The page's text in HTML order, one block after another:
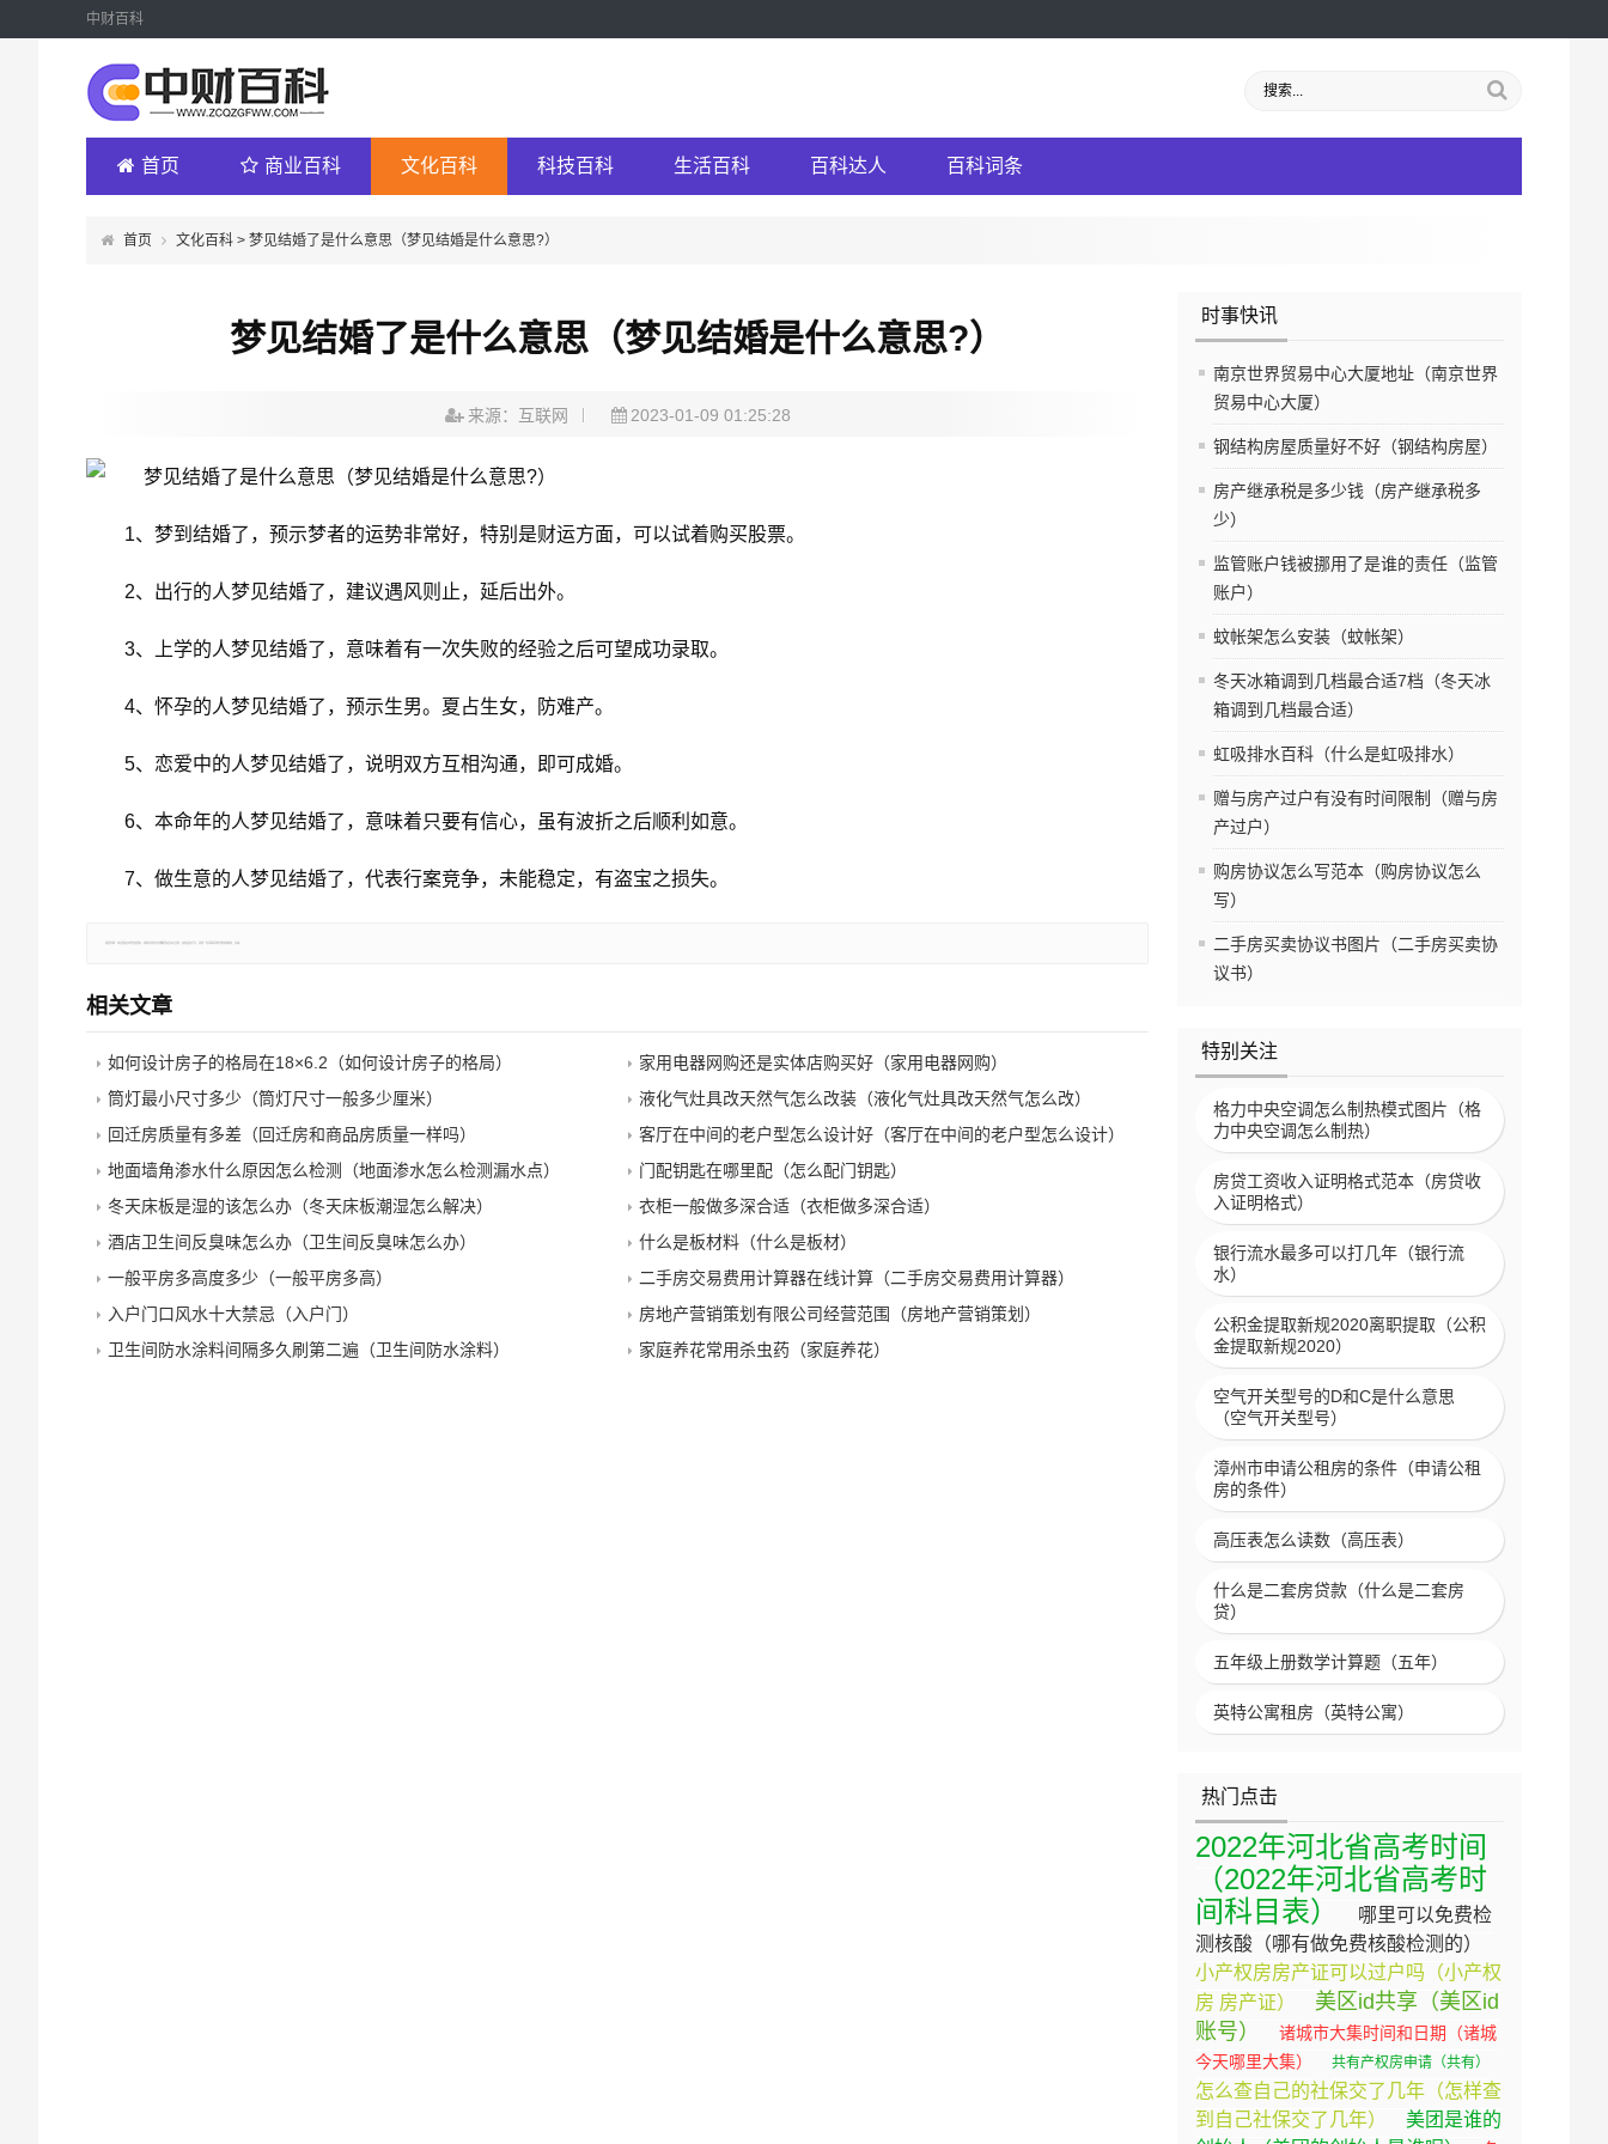
中财百科
首页 商业百科 文化百科 科技百科 生活百科 百科达人 百科词条
首页 文化百科 > 梦见结婚了是什么意思（梦见结婚是什么意思?）
时事快讯
南京世界贸易中心大厦地址（南京世界
贸易中心大厦）
钢结构房屋质量好不好（钢结构房屋）
房产继承税是多少钱（房产继承税多
少）
监管账户钱被挪用了是谁的责任（监管
账户）
蚊帐架怎么安装（蚊帐架）
冬天冰箱调到几档最合适7档（冬天冰
箱调到几档最合适）
虹吸排水百科（什么是虹吸排水）
赠与房产过户有没有时间限制（赠与房
产过户）
购房协议怎么写范本（购房协议怎么
写）
二手房买卖协议书图片（二手房买卖协
议书）
特别关注
格力中央空调怎么制热模式图片（格
力中央空调怎么制热）
房贷工资收入证明格式范本（房贷收
入证明格式）
银行流水最多可以打几年（银行流
水）
公积金提取新规2020离职提取（公积
金提取新规2020）
空气开关型号的D和C是什么意思
（空气开关型号）
漳州市申请公租房的条件（申请公租
房的条件）
高压表怎么读数（高压表）
什么是二套房贷款（什么是二套房
贷）
五年级上册数学计算题（五年）
英特公寓租房（英特公寓）
热门点击
2022年河北省高考时间
（2022年河北省高考时
间科目表）
哪里可以免费检
测核酸（哪有做免费核酸检测的）
小产权房房产证可以过户吗（小产权
房 房产证）
美区id共享（美区id
账号）
诸城市大集时间和日期（诸城
今天哪里大集）
共有产权房申请（共有）
怎么查自己的社保交了几年（怎样查
到自己社保交了几年）
美团是谁的
梦见结婚了是什么意思（梦见结婚是什么意思?）
来源：互联网 2023-01-09 01:25:28
1、梦到结婚了，预示梦者的运势非常好，特别是财运方面，可以试着购买股票。
2、出行的人梦见结婚了，建议遇风则止，延后出外。
3、上学的人梦见结婚了，意味着有一次失败的经验之后可望成功录取。
4、怀孕的人梦见结婚了，预示生男。夏占生女，防难产。
5、恋爱中的人梦见结婚了，说明双方互相沟通，即可成婚。
6、本命年的人梦见结婚了，意味着只要有信心，虽有波折之后顺利如意。
7、做生意的人梦见结婚了，代表行案竞争，未能稳定，有盗宝之损失。
相关文章
如何设计房子的格局在18×6.2（如何设计房子的格局）
家用电器网购还是实体店购买好（家用电器网购）
筒灯最小尺寸多少（筒灯尺寸一般多少厘米）
液化气灶具改天然气怎么改装（液化气灶具改天然气怎么改）
回迁房质量有多差（回迁房和商品房质量一样吗）
客厅在中间的老户型怎么设计好（客厅在中间的老户型怎么设计）
地面墙角渗水什么原因怎么检测（地面渗水怎么检测漏水点）
门配钥匙在哪里配（怎么配门钥匙）
冬天床板是湿的该怎么办（冬天床板潮湿怎么解决）
衣柜一般做多深合适（衣柜做多深合适）
酒店卫生间反臭味怎么办（卫生间反臭味怎么办）
什么是板材料（什么是板材）
一般平房多高度多少（一般平房多高）
二手房交易费用计算器在线计算（二手房交易费用计算器）
入户门口风水十大禁忌（入户门）
房地产营销策划有限公司经营范围（房地产营销策划）
卫生间防水涂料间隔多久刷第二遍（卫生间防水涂料）
家庭养花常用杀虫药（家庭养花）